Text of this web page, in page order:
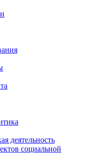
деятельность
социальной